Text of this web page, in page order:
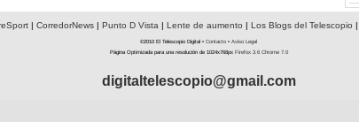
| CorredorNews| Punto D Vista | Lente de aumento | Los Blogs del Telescopio |
©2010 El Telescopio Digital • Contacto • Aviso Legal
Página Optimizada para una resolución de 1024x768px Firefox 3.6 Chrome 7.0
digitaltelescopio@gmail.com